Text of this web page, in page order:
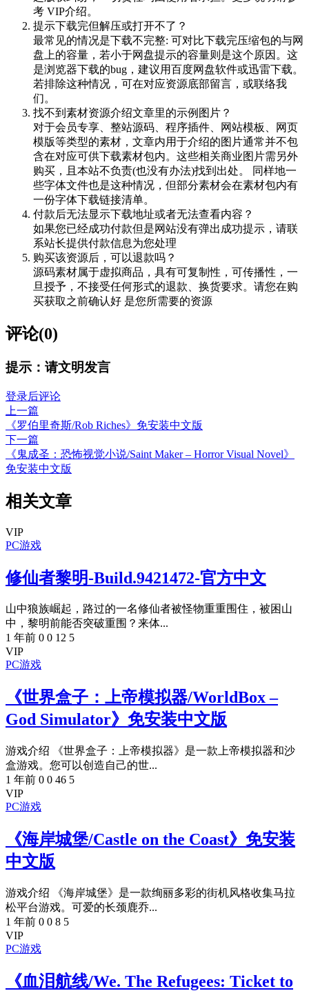
考 VIP介绍。
提示下载完但解压或打开不了？
最常见的情况是下载不完整: 可对比下载完压缩包的与网
盘上的容量，若小于网盘提示的容量则是这个原因。这
是浏览器下载的bug，建议用百度网盘软件或迅雷下载。
若排除这种情况，可在对应资源底部留言，或联络我
们。
找不到素材资源介绍文章里的示例图片？
对于会员专享、整站源码、程序插件、网站模板、网页
模版等类型的素材，文章内用于介绍的图片通常并不包
含在对应可供下载素材包内。这些相关商业图片需另外
购买，且本站不负责(也没有办法)找到出处。 同样地一
些字体文件也是这种情况，但部分素材会在素材包内有
一份字体下载链接清单。
付款后无法显示下载地址或者无法查看内容？
如果您已经成功付款但是网站没有弹出成功提示，请联
系站长提供付款信息为您处理
购买该资源后，可以退款吗？
源码素材属于虚拟商品，具有可复制性，可传播性，一
旦授予，不接受任何形式的退款、换货要求。请您在购
买获取之前确认好 是您所需要的资源
评论(0)
提示：请文明发言
登录后评论
上一篇
《罗伯里奇斯/Rob Riches》免安装中文版
下一篇
《鬼成圣：恐怖视觉小说/Saint Maker – Horror Visual Novel》
免安装中文版
相关文章
VIP
PC游戏
修仙者黎明-Build.9421472-官方中文
山中狼族崛起，路过的一名修仙者被怪物重重围住，被困山
中，黎明前能否突破重围？来体...
1 年前 0 0 12 5
VIP
PC游戏
《世界盒子：上帝模拟器/WorldBox –
God Simulator》免安装中文版
游戏介绍 《世界盒子：上帝模拟器》是一款上帝模拟器和沙
盒游戏。您可以创造自己的世...
1 年前 0 0 46 5
VIP
PC游戏
《海岸城堡/Castle on the Coast》免安装
中文版
游戏介绍 《海岸城堡》是一款绚丽多彩的街机风格收集马拉
松平台游戏。可爱的长颈鹿乔...
1 年前 0 0 8 5
VIP
PC游戏
《血泪航线/We. The Refugees: Ticket to